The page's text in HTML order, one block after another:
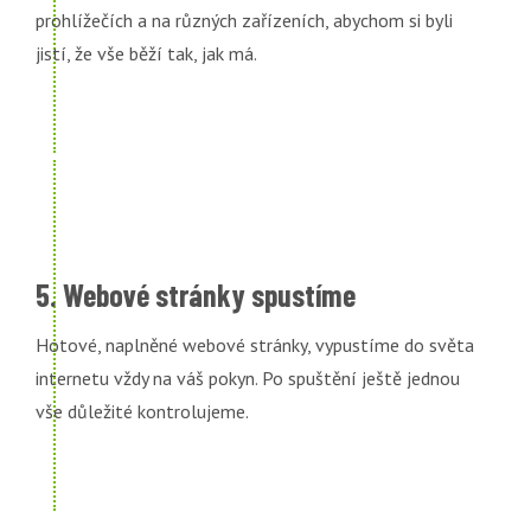
prohlížečích a na různých zařízeních, abychom si byli
jistí, že vše běží tak, jak má.
5. Webové stránky spustíme
Hotové, naplněné webové stránky, vypustíme do světa
internetu vždy na váš pokyn. Po spuštění ještě jednou
vše důležité kontrolujeme.